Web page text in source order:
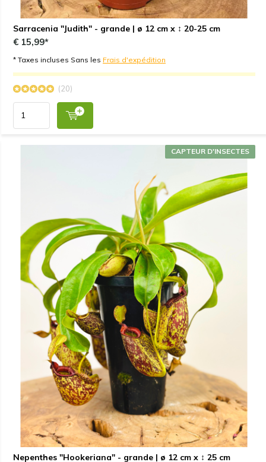
Sarracenia "Judith" - grande | ø 12 cm x ↕ 20-25 cm
€ 15,99*
* Taxes incluses Sans les Frais d'expédition
(20)
Nepenthes "Hookeriana" - grande | ø 12 cm x ↕ 25 cm
CAPTEUR D'INSECTES